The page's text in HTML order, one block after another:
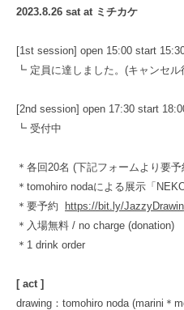
2023.8.26 sat at ミチカケ
[1st session] open 15:00 start
┗ 定員に達しました。(キャンセル
[2nd session] open 17:30 start
┗ 受付中
＊各回20名 (下記フォームより要予
＊tomohiro nodaによる展示「
＊要予約
https://bit.ly/
＊入場無料 / no charge (donation)
＊1 drink order
[ act ]
drawing：tomohiro noda (marini＊